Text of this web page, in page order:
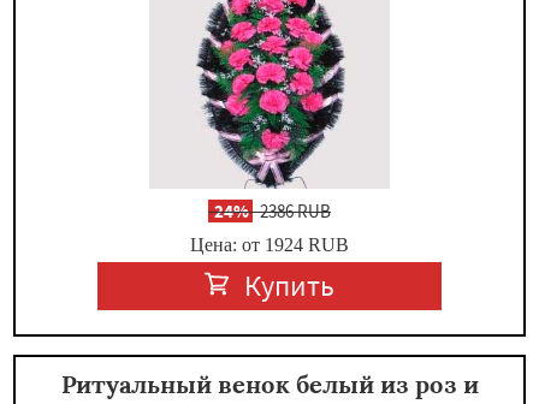
-24%2386 RUB
Цена: от 1924 RUB
Купить
Ритуальный венок белый из роз и